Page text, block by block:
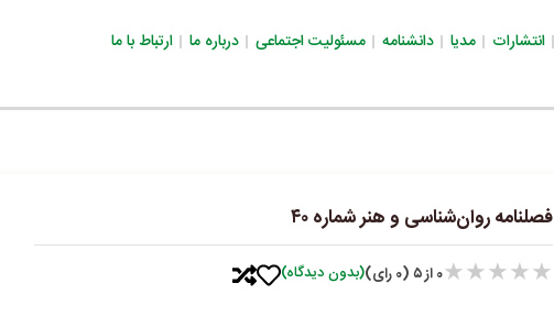
انتشارات مدیا دانشنامه مسئولیت اجتماعی درباره ما ارتباط با ما
فصلنامه روان‌شناسی‌ و هنر شماره ۴۰
★★★★★
0از ۵ (0 رای) (بدون دیدگاه)